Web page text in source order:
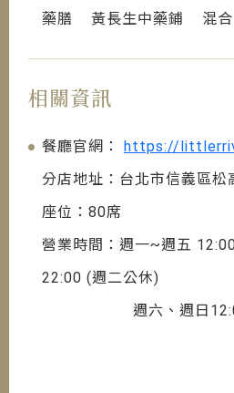
藥膳 黃長生中藥鋪 混合
相關資訊
餐廳官網： https://
分店地址：台北市信義區松
座位：80席
營業時間：週一~週五
22:00 (週二公休)
週六、週日